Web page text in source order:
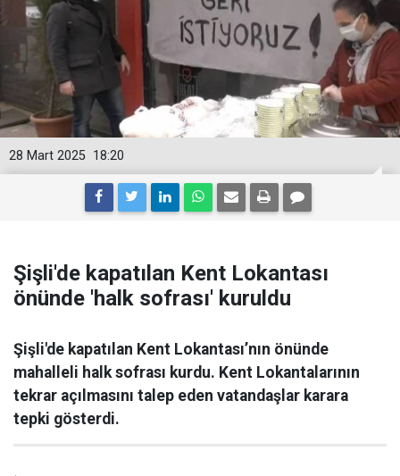
18:20
28 Mart 2025
Şişli'de kapatılan Kent Lokantası
önünde 'halk sofrası' kuruldu
Şişli'de kapatılan Kent Lokantası’nın önünde
mahalleli halk sofrası kurdu. Kent Lokantalarının
tekrar açılmasını talep eden vatandaşlar karara
tepki gösterdi.